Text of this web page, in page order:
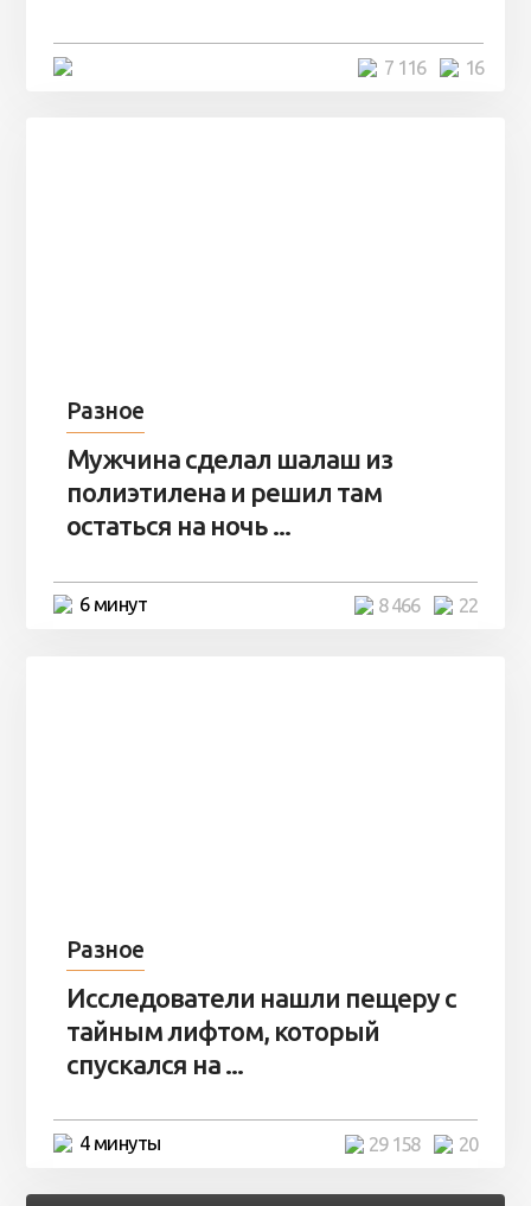
16
7 116
Разное
Мужчина сделал шалаш из
полиэтилена и решил там
остаться на ночь ...
6 минут 22
8 466
Разное
Исследователи нашли пещеру с
тайным лифтом, который
спускался на ...
4 минуты 20
29 158